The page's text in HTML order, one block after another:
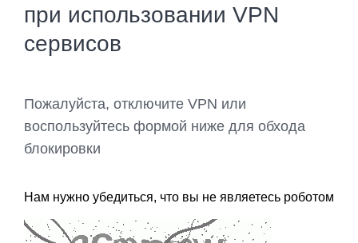
при использовании VPN
сервисов
Пожалуйста, отключите VPN или
воспользуйтесь формой ниже для обхода
блокировки
Нам нужно убедиться, что вы не являетесь роботом